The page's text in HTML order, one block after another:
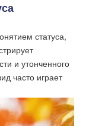
статуса,
и утонченного
часто играет